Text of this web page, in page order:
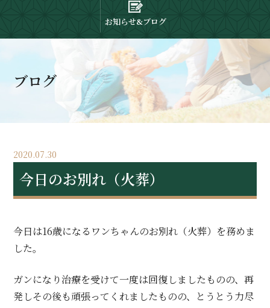
お知らせ&ブログ
ブログ
2020.07.30
今日のお別れ（火葬）
今日は16歳になるワンちゃんのお別れ（火葬）を務めま
した。
ガンになり治療を受けて一度は回復しましたものの、再
発しその後も頑張ってくれましたものの、とうとう力尽